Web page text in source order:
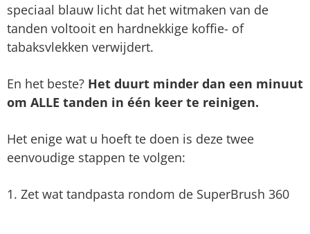
speciaal blauw licht dat het witmaken van de
tanden voltooit en hardnekkige koffie- of
tabaksvlekken verwijdert.
En het beste? Het duurt minder dan een minuut
om ALLE tanden in één keer te reinigen.
Het enige wat u hoeft te doen is deze twee
eenvoudige stappen te volgen:
1. Zet wat tandpasta rondom de SuperBrush 360